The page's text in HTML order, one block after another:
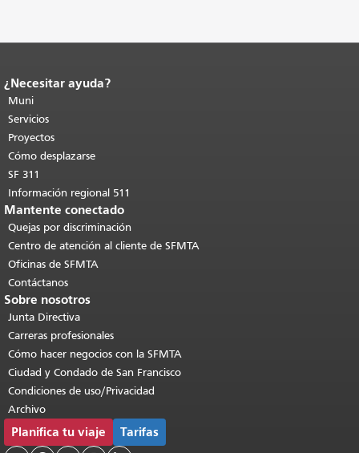
Fin del contenido de la página.
de esta página se repite en todas las
páginas.Volver al principio del
contenido principal
¿Necesitar ayuda?
Muni
Servicios
Proyectos
Cómo desplazarse
SF 311
Información regional 511
Mantente conectado
Quejas por discriminación
Centro de atención al cliente de SFMTA
Oficinas de SFMTA
Contáctanos
Sobre nosotros
Junta Directiva
Carreras profesionales
Cómo hacer negocios con la SFMTA
Ciudad y Condado de San Francisco
Condiciones de uso/Privacidad
Archivo
Planifica tu viaje Tarifas